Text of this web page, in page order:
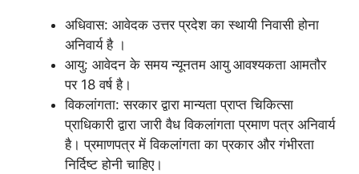
अधिवास: आवेदक उत्तर प्रदेश का स्थायी निवासी होना
अनिवार्य है ।
आयु: आवेदन के समय न्यूनतम आयु आवश्यकता आमतौर
पर 18 वर्ष है।
विकलांगता: सरकार द्वारा मान्यता प्राप्त चिकित्सा
प्राधिकारी द्वारा जारी वैध विकलांगता प्रमाण पत्र अनिवार्य
है। प्रमाणपत्र में विकलांगता का प्रकार और गंभीरता
निर्दिष्ट होनी चाहिए।